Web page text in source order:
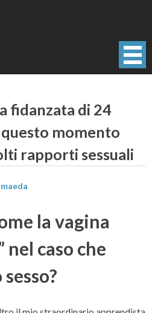
fidanzata di 24
momento
rapporti sessuali
maeda
la vagina
nel caso che